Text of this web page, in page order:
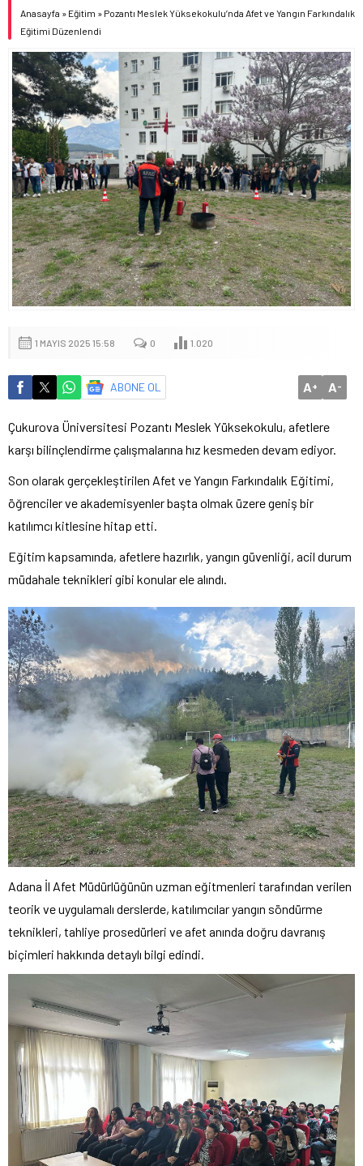
Anasayfa » Eğitim » Pozantı Meslek Yüksekokulu’nda Afet ve Yangın Farkındalık
Eğitimi Düzenlendi
1 MAYIS 2025 15:58 0 1.020
ABONE OL A+ A-
Çukurova Üniversitesi Pozantı Meslek Yüksekokulu, afetlere
karşı bilinçlendirme çalışmalarına hız kesmeden devam ediyor.
Son olarak gerçekleştirilen Afet ve Yangın Farkındalık Eğitimi,
öğrenciler ve akademisyenler başta olmak üzere geniş bir
katılımcı kitlesine hitap etti.
Eğitim kapsamında, afetlere hazırlık, yangın güvenliği, acil durum
müdahale teknikleri gibi konular ele alındı.
Adana İl Afet Müdürlüğünün uzman eğitmenleri tarafından verilen
teorik ve uygulamalı derslerde, katılımcılar yangın söndürme
teknikleri, tahliye prosedürleri ve afet anında doğru davranış
biçimleri hakkında detaylı bilgi edindi.